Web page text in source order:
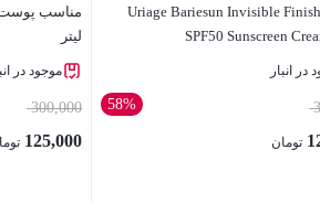
اوریاژ | Uriage Bariesun Invisible Finish
SPF50 Sunscreen
در انبار
58%
تومان
لیتر
موجود در
300,000
125,000